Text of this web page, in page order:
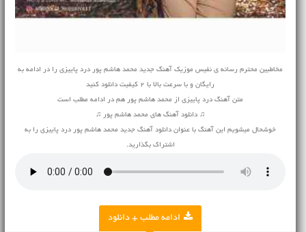
مخاطبین محترم رسانه ی نفیس موزیک آهنگ جدید محمد هاشم پور درد پاییزی را در ادامه به
رایگان و با سرعت بالا با 2 کیفیت دانلود کنید
متن آهنگ درد پاییزی از محمد هاشم پور هم در ادامه مطلب است
♫ دانلود آهنگ های محمد هاشم پور ♫
خوشحال میشویم این آهنگ با عنوان دانلود آهنگ جدید محمد هاشم پور درد پاییزی را به
اشتراک بگذارید.
ادامه مطلب + دانلود